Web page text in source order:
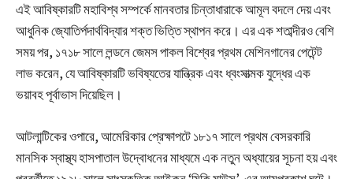
এই আবিষ্কারটি মহাবিশ্ব সম্পর্কে মানবতার চিন্তাধারাকে আমূল বদলে দেয় এবং
আধুনিক জ্যোতির্পদার্থবিদ্যার শক্ত ভিত্তি স্থাপন করে। এর এক শতাব্দীরও বেশি
সময় পর, ১৭১৮ সালে লন্ডনে জেমস পাকল বিশ্বের প্রথম মেশিনগানের পেটেন্ট
লাভ করেন, যে আবিষ্কারটি ভবিষ্যতের যান্ত্রিক এবং ধ্বংসাত্মক যুদ্ধের এক
ভয়াবহ পূর্বাভাস দিয়েছিল।
আটলান্টিকের ওপারে, আমেরিকার প্রেক্ষাপটে ১৮১৭ সালে প্রথম বেসরকারি
মানসিক স্বাস্থ্য হাসপাতাল উদ্বোধনের মাধ্যমে এক নতুন অধ্যায়ের সূচনা হয় এবং